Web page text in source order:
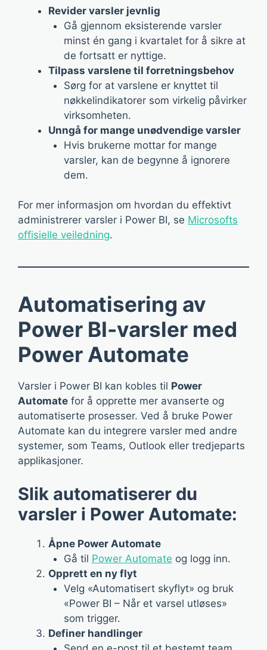
Revider varsler jevnlig
Gå gjennom eksisterende varsler
minst én gang i kvartalet for å sikre at
de fortsatt er nyttige.
Tilpass varslene til forretningsbehov
Sørg for at varslene er knyttet til
nøkkelindikatorer som virkelig påvirker
virksomheten.
Unngå for mange unødvendige varsler
Hvis brukerne mottar for mange
varsler, kan de begynne å ignorere
dem.
For mer informasjon om hvordan du effektivt
administrerer varsler i Power BI, se Microsofts
offisielle veiledning.
Automatisering av
Power BI-varsler med
Power Automate
Varsler i Power BI kan kobles til Power
Automate for å opprette mer avanserte og
automatiserte prosesser. Ved å bruke Power
Automate kan du integrere varsler med andre
systemer, som Teams, Outlook eller tredjeparts
applikasjoner.
Slik automatiserer du
varsler i Power Automate:
Åpne Power Automate
Gå til Power Automate og logg inn.
Opprett en ny flyt
Velg «Automatisert skyflyt» og bruk
«Power BI – Når et varsel utløses»
som trigger.
Definer handlinger